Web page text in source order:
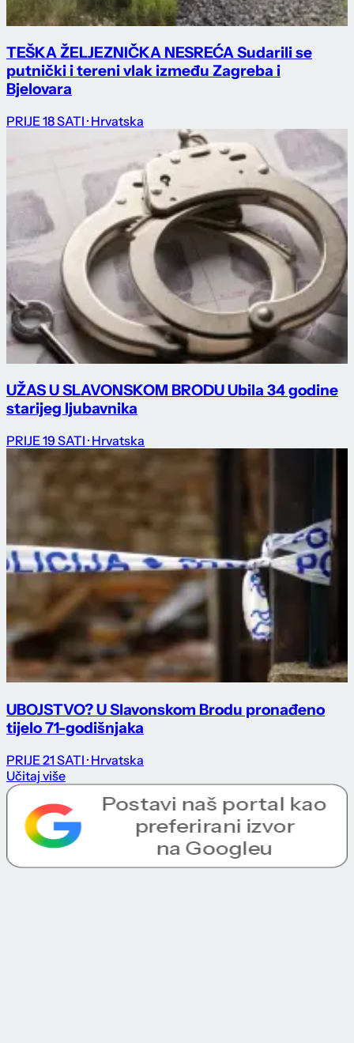
TEŠKA ŽELJEZNIČKA NESREĆA Sudarili se
putnički i tereni vlak između Zagreba i
Bjelovara
PRIJE 18 SATI · Hrvatska
UŽAS U SLAVONSKOM BRODU Ubila 34 godine
starijeg ljubavnika
PRIJE 19 SATI · Hrvatska
UBOJSTVO? U Slavonskom Brodu pronađeno
tijelo 71-godišnjaka
PRIJE 21 SATI · Hrvatska
Učitaj više